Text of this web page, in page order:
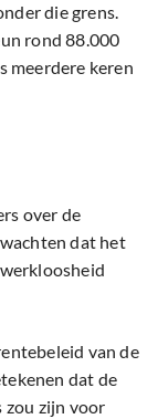
die grens.
rond 88.000
meerdere keren
over de
dat het
van de
dat de
zou zijn voor